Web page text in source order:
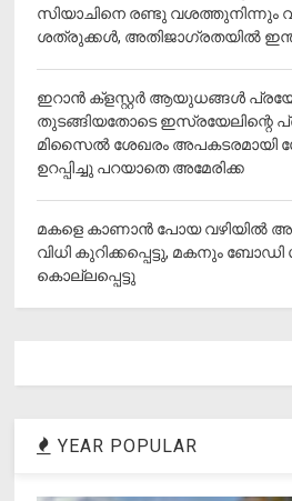
സിയാചിനെ രണ്ടു വശത്തുനിന്നും
ശത്രുക്കൾ, അതിജാ​ഗ്രതയിൽ
ഇറാന്‍ ക്‌ളസ്റ്റര്‍ ആയുധങ്ങള്‍
തുടങ്ങിയതോടെ ഇസ്രയേലിന്റെ
മിസൈല്‍ ശേഖരം അപകടരമായി
ഉറപ്പിച്ചു പറയാതെ അമേരിക്ക
മകളെ കാണാന്‍ പോയ വഴിയില്‍
വിധി കുറിക്കപ്പെട്ടു, മകനും
കൊല്ലപ്പെട്ടു
YEAR POPULAR